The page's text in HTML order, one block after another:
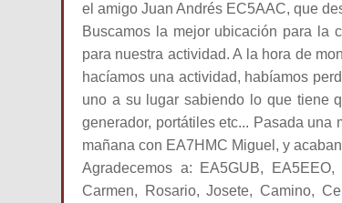
el amigo Juan Andrés EC5AAC, que
Buscamos la mejor ubicación para la
para nuestra actividad. A la hora de
hacíamos una actividad, habíamos
uno a su lugar sabiendo lo que tiene
generador, portátiles etc... Pasada
mañana con EA7HMC Miguel, y
Agradecemos a: EA5GUB,
Carmen, Rosario, Josete, Camino,